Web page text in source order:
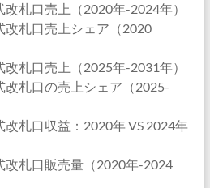
改札口売上（2020年-2024年）
改札口売上シェア（2020
改札口売上（2025年-2031年）
改札口の売上シェア（2025-
改札口収益：2020年 VS 2024年
改札口販売量（2020年-2024